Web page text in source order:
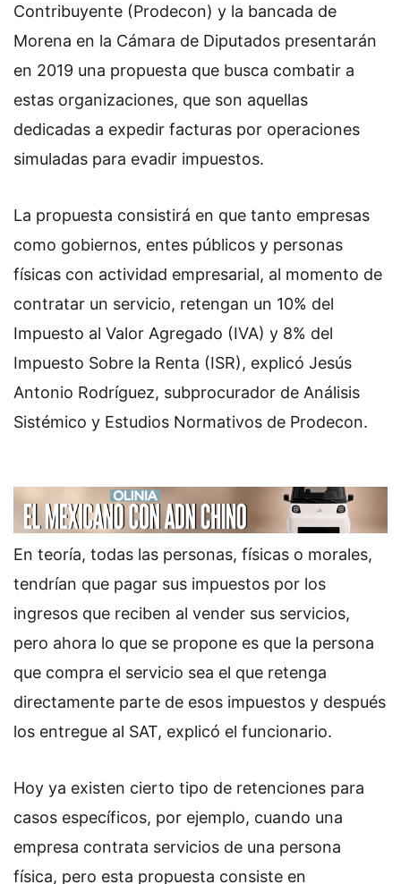
Contribuyente (Prodecon) y la bancada de
Morena en la Cámara de Diputados presentarán
en 2019 una propuesta que busca combatir a
estas organizaciones, que son aquellas
dedicadas a expedir facturas por operaciones
simuladas para evadir impuestos.
La propuesta consistirá en que tanto empresas
como gobiernos, entes públicos y personas
físicas con actividad empresarial, al momento de
contratar un servicio, retengan un 10% del
Impuesto al Valor Agregado (IVA) y 8% del
Impuesto Sobre la Renta (ISR), explicó Jesús
Antonio Rodríguez, subprocurador de Análisis
Sistémico y Estudios Normativos de Prodecon.
En teoría, todas las personas, físicas o morales,
tendrían que pagar sus impuestos por los
ingresos que reciben al vender sus servicios,
pero ahora lo que se propone es que la persona
que compra el servicio sea el que retenga
directamente parte de esos impuestos y después
los entregue al SAT, explicó el funcionario.
Hoy ya existen cierto tipo de retenciones para
casos específicos, por ejemplo, cuando una
empresa contrata servicios de una persona
física, pero esta propuesta consiste en